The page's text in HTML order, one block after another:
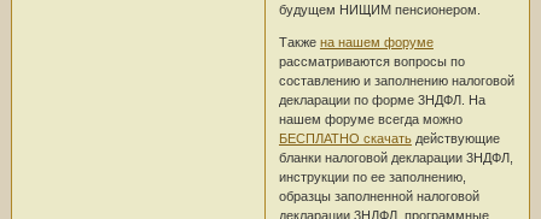
будущем НИЩИМ пенсионером.
Также на нашем форуме
рассматриваются вопросы по
составлению и заполнению налоговой
декларации по форме 3НДФЛ. На
нашем форуме всегда можно
БЕСПЛАТНО скачатьдействующие
бланки налоговой декларации 3НДФЛ,
инструкции по ее заполнению,
образцы заполненной налоговой
декларации 3НДФЛ, программные